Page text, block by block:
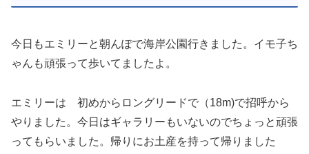
今日もエミリーと朝んぽで海岸公園行きました。イモ子ち
ゃんも頑張って歩いてましたよ。
エミリーは 初めからロングリードで（18m)で招呼から
やりました。今日はギャラリーもいないのでちょっと頑張
ってもらいました。帰りにお土産を持って帰りました